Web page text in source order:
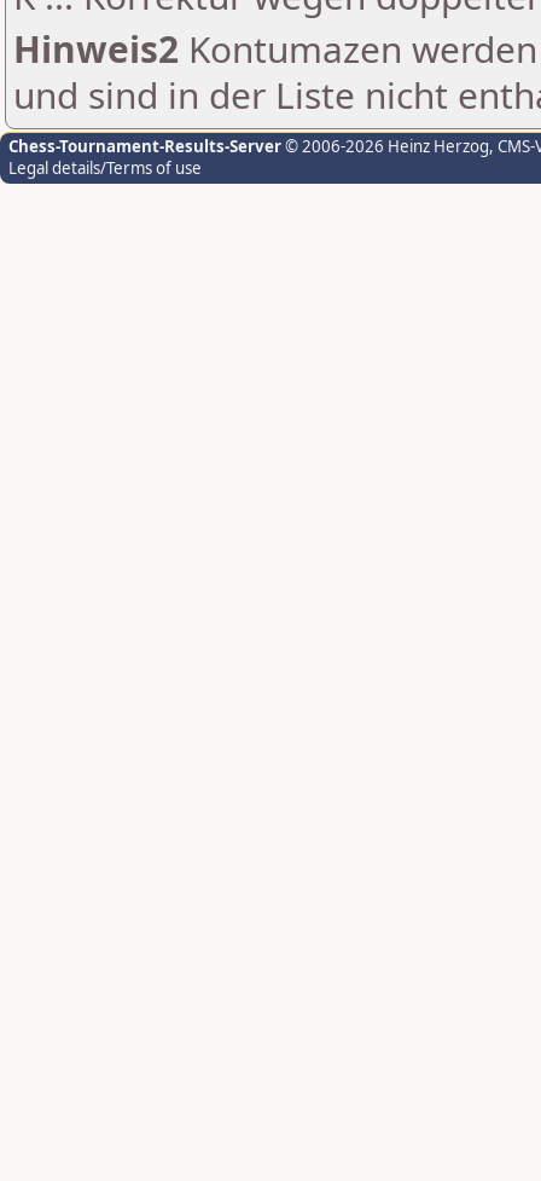
Hinweis2 Kontumazen
und sind in der Liste nicht
Chess-Tournament-Results-Server© 2006-2026 Heinz Herzog,
Legal details/Terms of use